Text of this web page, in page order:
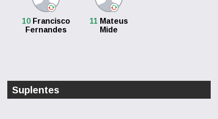
10 Francisco
Fernandes
11 Mateus
Mide
Suplentes